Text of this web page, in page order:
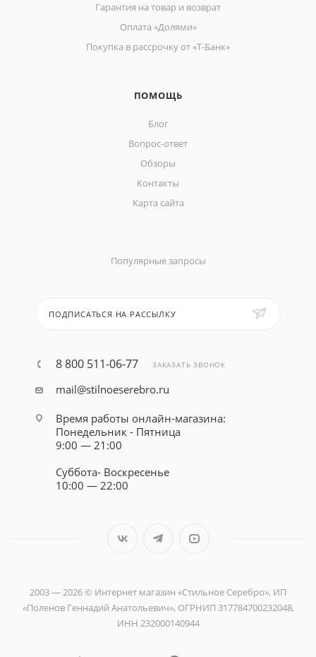
Гарантия на товар и возврат
Оплата «Долями»
Покупка в рассрочку от «Т-Банк»
ПОМОЩЬ
Блог
Вопрос-ответ
Обзоры
Контакты
Карта сайта
Популярные запросы
ПОДПИСАТЬСЯ НА РАССЫЛКУ
8 800 511-06-77 ЗАКАЗАТЬ ЗВОНОК
mail@stilnoeserebro.ru
Время работы онлайн-магазина:
Понедельник - Пятница
9:00 — 21:00
Суббота- Воскресенье
10:00 — 22:00
2003 — 2026 © Интернет магазин «Стильное Серебро», ИП
«Поленов Геннадий Анатольевич», ОГРНИП 317784700232048,
ИНН 232000140944